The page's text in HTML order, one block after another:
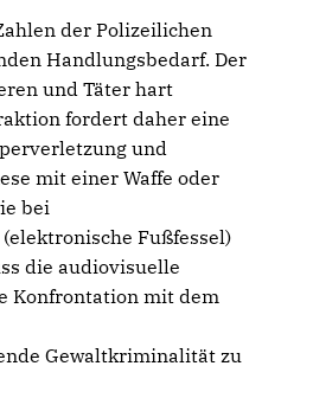
der Polizeilichen
Handlungsbedarf. Der
und Täter hart
fordert daher eine
und
mit einer Waffe oder
bei
Fußfessel)
die audiovisuelle
Konfrontation mit dem
Gewaltkriminalität zu